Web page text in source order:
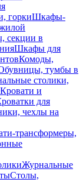
горкиШкафы-
секции в
Шкафы для
Комоды,
тумбы в
столики,
Кровати и
для
чехлы на
трансформеры,
Журнальные
Столы,